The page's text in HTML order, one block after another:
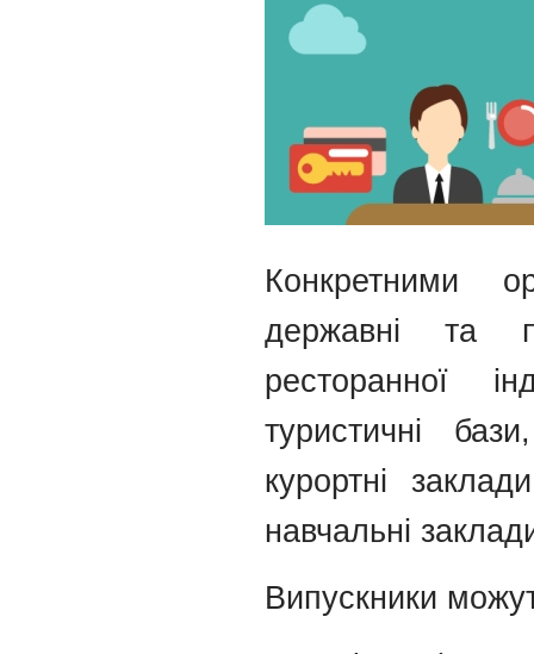
Конкретними
державні та
ресторанної
туристичні
курортні
навчальні
Випускники